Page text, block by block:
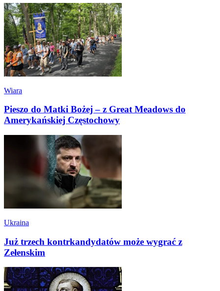
Wiara
Pieszo do Matki Bożej – z Great Meadows do
Amerykańskiej Częstochowy
Ukraina
Już trzech kontrkandydatów może wygrać z
Zełenskim